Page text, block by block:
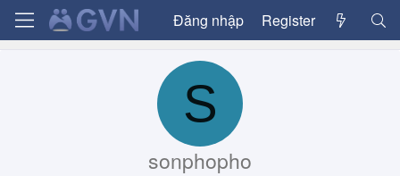
Đăng nhập Register
S
sonphopho